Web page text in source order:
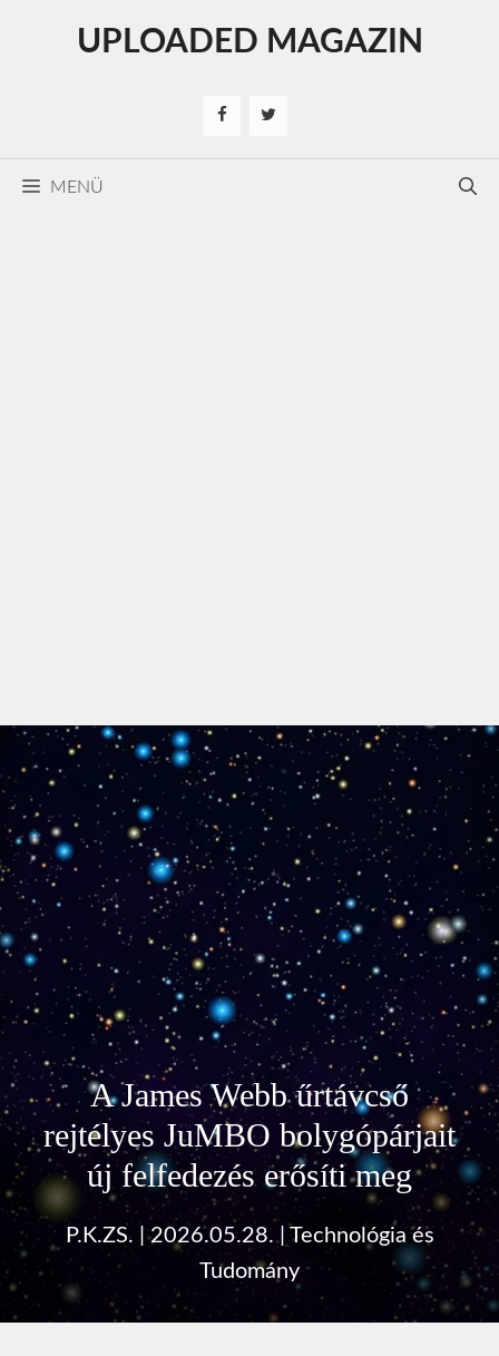
UPLOADED MAGAZIN
MENÜ
A James Webb űrtávcső
rejtélyes JuMBO bolygópárjait
új felfedezés erősíti meg
P.K.ZS. |2026.05.28.| Technológia és
Tudomány